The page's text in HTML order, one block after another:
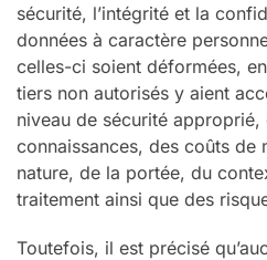
sécurité, l’intégrité et la
données à caractère
celles-ci soient déformées,
tiers non autorisés y aient
niveau de sécurité approprié,
connaissances, des coûts
nature, de la portée, du
traitement ainsi que des
Toutefois, il est précisé